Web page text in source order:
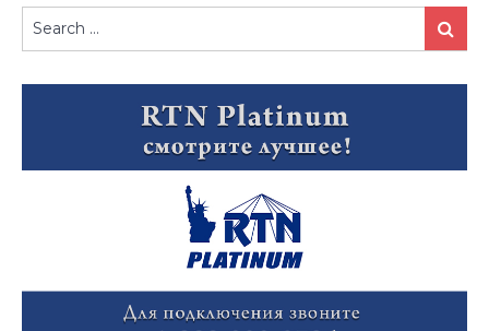
Search
for:
Search